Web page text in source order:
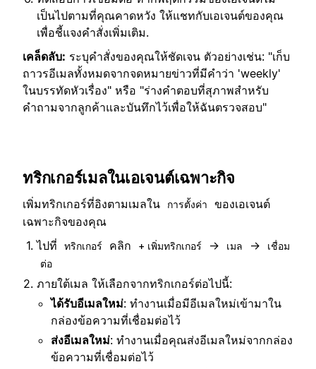
เป็นไปตามที่คุณคาดหวัง ให้แชทกับเอเจนต์ของคุณ
เพื่อชี้แจงคำสั่งเพิ่มเติม.
เคล็ดลับ: ระบุคำสั่งของคุณให้ชัดเจน ตัวอย่างเช่น: "เก็บ
ถาวรอีเมลทั้งหมดจากจดหมายข่าวที่มีคำว่า 'weekly'
ในบรรทัดหัวเรื่อง" หรือ "ร่างคำตอบที่สุภาพสำหรับ
คำถามจากลูกค้าและบันทึกไว้เพื่อให้ฉันตรวจสอบ"
ทริกเกอร์เมลในเอเจนต์เฉพาะกิจ
เพิ่มทริกเกอร์ที่อิงตามเมลใน การตั้งค่า
ของเอเจนต์
เฉพาะกิจของคุณ
ไปที่
ทริกเกอร์ คลิก + เพิ่มทริกเกอร์ → เมล →
เชื่อม
ต่อ
ภายใต้เมล ให้เลือกจากทริกเกอร์ต่อไปนี้:
ได้รับอีเมลใหม่: ทำงานเมื่อมีอีเมลใหม่เข้ามาใน
กล่องข้อความที่เชื่อมต่อไว้
ส่งอีเมลใหม่: ทำงานเมื่อคุณส่งอีเมลใหม่จากกล่อง
ข้อความที่เชื่อมต่อไว้